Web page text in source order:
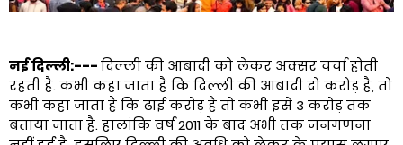
नई दिल्ली:---दिल्ली की आबादी को लेकर अक्सर चर्चा होती
रहती है. कभी कहा जाता है कि दिल्ली की आबादी दो करोड़ है, तो
कभी कहा जाता है कि ढाई करोड़ है तो कभी इसे 3 करोड़ तक
बताया जाता है. हालांकि वर्ष 2011 के बाद अभी तक जनगणना